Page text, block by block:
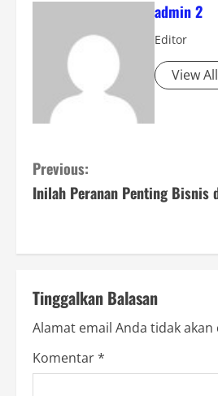
admin 2
Editor
View
C
o
i
n
u
Previous:
Inilah Peranan Penting Bisnis
Tinggalkan Balasan
Alamat email Anda tidak
Komentar*